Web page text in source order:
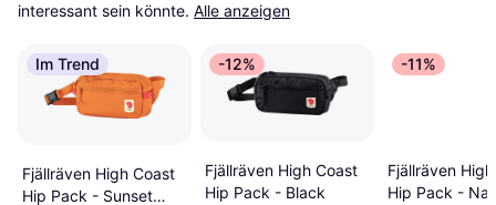
interessant sein könnte. Alle anzeigen
Im Trend
Fjällräven High Coast
Hip Pack - Sunset
-12%
Fjällräven High Coast
Hip Pack - Black
-11%
Fjällräven
Hip Pack -